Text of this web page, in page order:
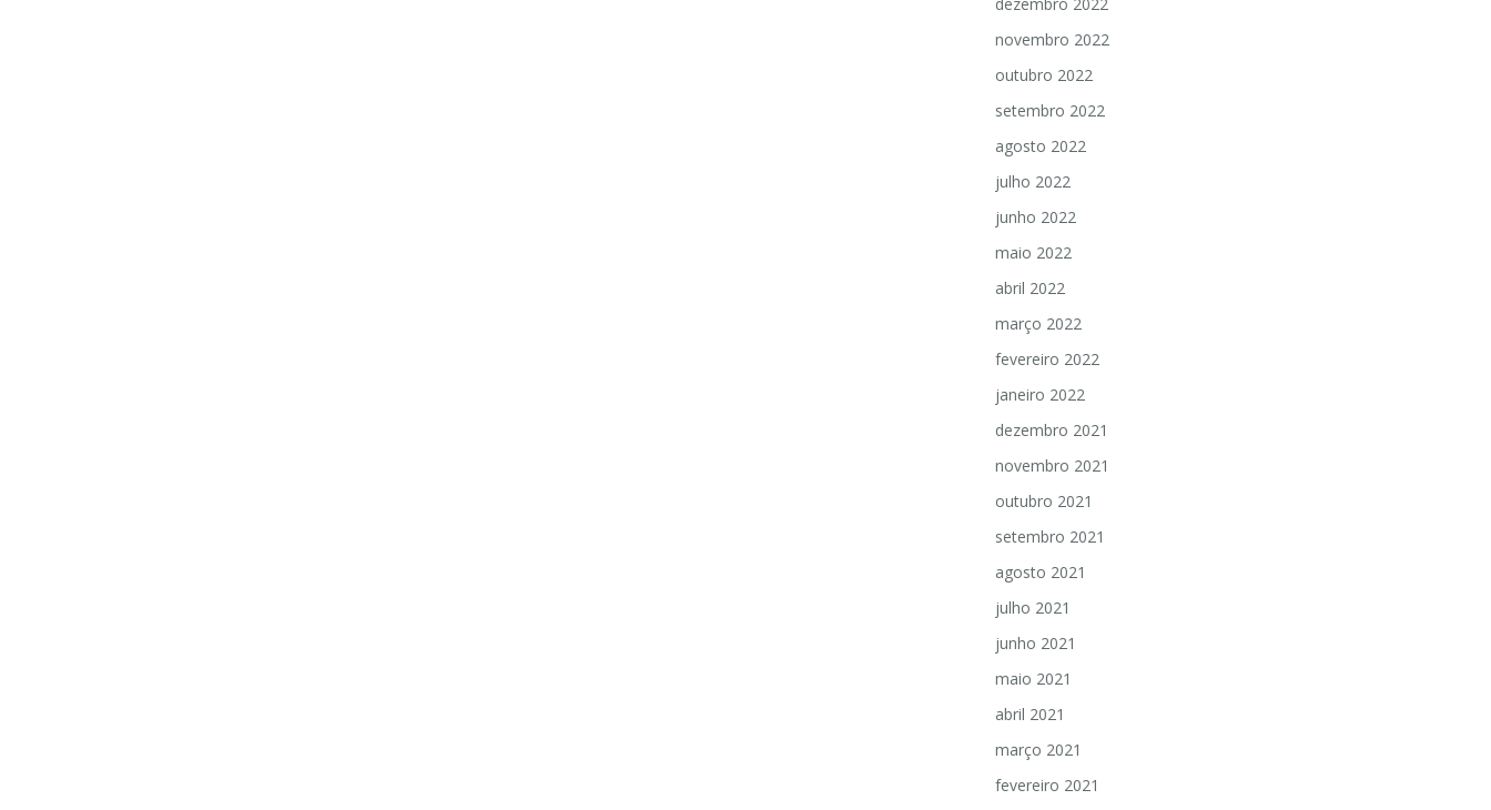
novembro 2022
outubro 2022
setembro 2022
agosto 2022
julho 2022
junho 2022
maio 2022
abril 2022
março 2022
fevereiro 2022
janeiro 2022
dezembro 2021
novembro 2021
outubro 2021
setembro 2021
agosto 2021
julho 2021
junho 2021
maio 2021
abril 2021
março 2021
fevereiro 2021